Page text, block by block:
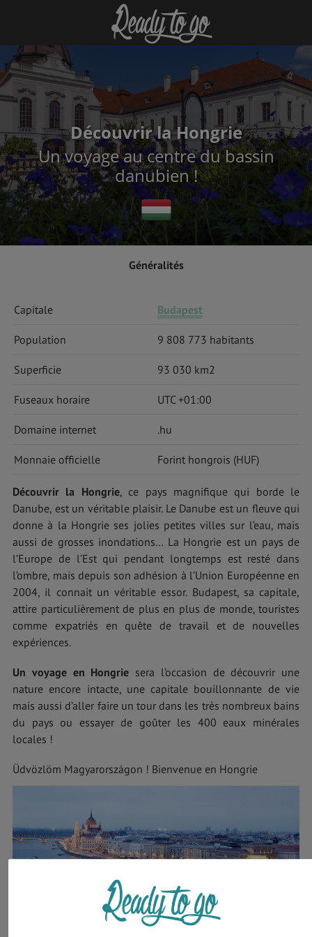
Découvrir la Hongrie
Un voyage au centre du bassin
danubien !
Généralités
Capitale Budapest
Population 9 808 773 habitants
Superficie 93 030 km2
Fuseaux horaire UTC +01:00
Domaine internet .hu
Monnaie officielle Forint hongrois (HUF)
Découvrir la Hongrie, ce pays magnifique qui borde le
Danube, est un véritable plaisir. Le Danube est un fleuve qui
donne à la Hongrie ses jolies petites villes sur l’eau, mais
aussi de grosses inondations… La Hongrie est un pays de
l’Europe de l’Est qui pendant longtemps est resté dans
l’ombre, mais depuis son adhésion à l’Union Européenne en
2004, il connait un véritable essor. Budapest, sa capitale,
attire particulièrement de plus en plus de monde, touristes
comme expatriés en quête de travail et de nouvelles
expériences.
Un voyage en Hongrie sera l’occasion de découvrir une
nature encore intacte, une capitale bouillonnante de vie
mais aussi d’aller faire un tour dans les très nombreux bains
du pays ou essayer de goûter les 400 eaux minérales
locales !
Üdvözlöm Magyarországon ! Bienvenue en Hongrie